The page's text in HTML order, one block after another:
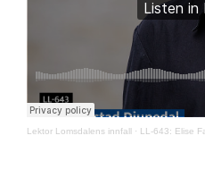
Lektor Lomsdalens innfall · LL-643: Elise